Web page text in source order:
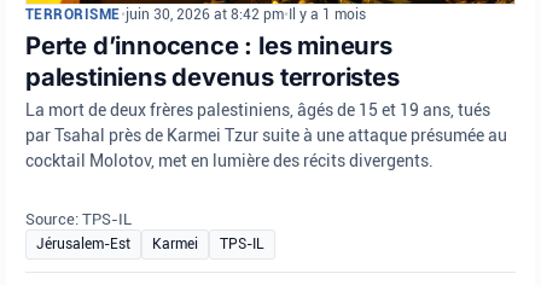
TERRORISME•juin 30, 2026 at 8:42 pm• Il y a 1 mois
Perte d’innocence : les mineurs
palestiniens devenus terroristes
La mort de deux frères palestiniens, âgés de 15 et 19 ans, tués
par Tsahal près de Karmei Tzur suite à une attaque présumée au
cocktail Molotov, met en lumière des récits divergents.
Source: TPS-IL
Jérusalem-Est Karmei TPS-IL